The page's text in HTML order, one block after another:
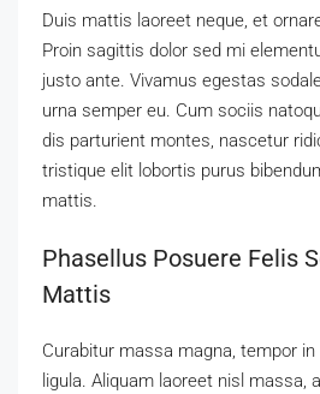
Duis mattis laoreet neque, et
Proin sagittis dolor sed mi
justo ante. Vivamus egestas
urna semper eu. Cum sociis
dis parturient montes, nascetur
tristique elit lobortis purus
mattis.
Phasellus Posuere Felis
Mattis
Curabitur massa magna, tempor
ligula. Aliquam laoreet nisl massa,